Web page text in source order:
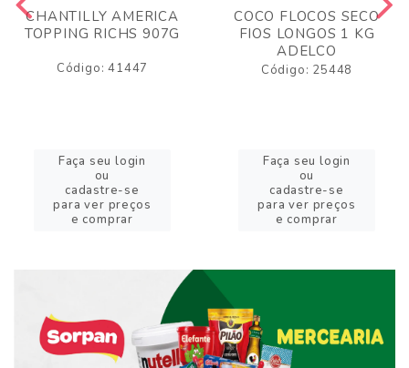
CHANTILLY AMERICA
TOPPING RICHS 907G
Código: 41447
Faça seu login
ou
cadastre-se
para ver preços
e comprar
COCO FLOCOS SECO
FIOS LONGOS 1 KG
ADELCO
Código: 25448
Faça seu login
ou
cadastre-se
para ver preços
e comprar